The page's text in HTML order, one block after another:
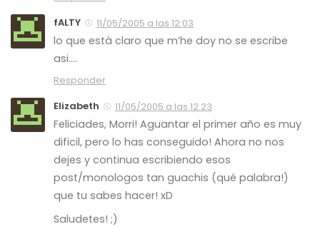
fALTY
11/05/2005 a las 12:03
lo que està claro que m’he doy no se escribe
asi….
Responder
Elizabeth
11/05/2005 a las 12:23
Feliciades, Morri! Aguantar el primer año es muy
dificil, pero lo has conseguido! Ahora no nos
dejes y continua escribiendo esos
post/monologos tan guachis (qué palabra!)
que tu sabes hacer! xD
Saludetes! ;)